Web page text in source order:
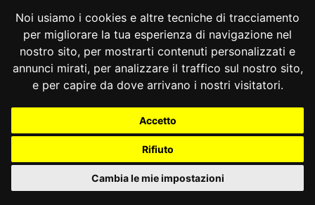
Noi usiamo i cookies e altre tecniche di tracciamento
per migliorare la tua esperienza di navigazione nel
nostro sito, per mostrarti contenuti personalizzati e
annunci mirati, per analizzare il traffico sul nostro sito,
e per capire da dove arrivano i nostri visitatori.
Accetto
Rifiuto
Cambia le mie impostazioni
sottolineano la valenza lesiva del citato
secondo comma dell’art. 34, il quale prevede che
«nel caso di anticipato scioglimento delle
Camere o di una di esse, ilreferendumgià indetto
si intende automaticamente sospeso all’atto
decreto del Presidente della Repubblica di
indizione dei comizi elettorali per la elezione
delle nuove Camere o di una di esse»;
gli artt. 1, 2, 48 e 75 della Costituzione,